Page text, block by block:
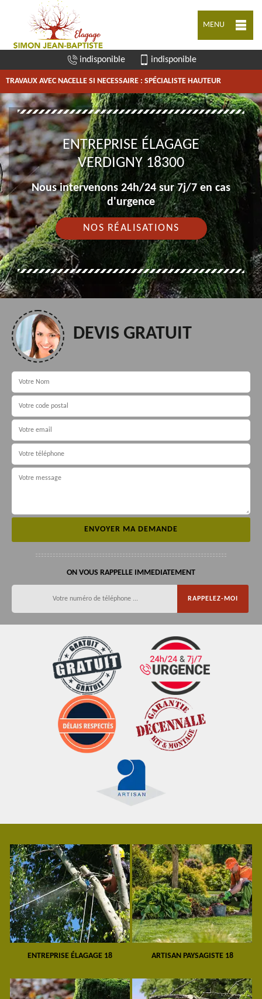
MENU
indisponible indisponible
TRAVAUX AVEC NACELLE SI NECESSAIRE : SPÉCIALISTE HAUTEUR
ENTREPRISE ÉLAGAGE
VERDIGNY 18300
Nous intervenons 24h/24 sur 7j/7 en cas
d'urgence
NOS RÉALISATIONS
DEVIS GRATUIT
ON VOUS RAPPELLE IMMEDIATEMENT
ENTREPRISE ÉLAGAGE 18 ARTISAN PAYSAGISTE 18